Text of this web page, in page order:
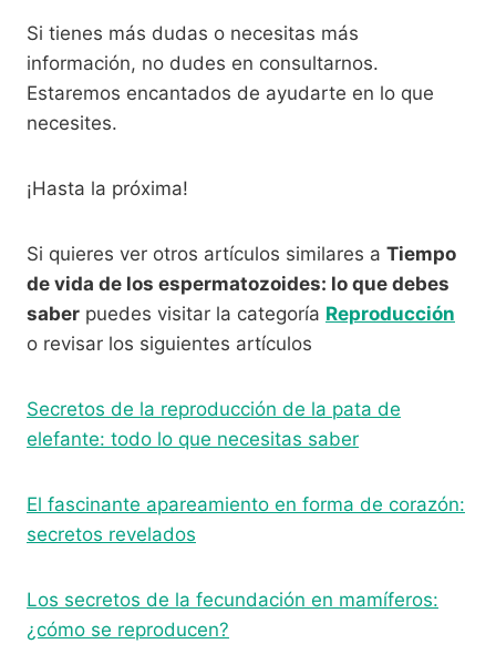
Si tienes más dudas o necesitas más
información, no dudes en consultarnos.
Estaremos encantados de ayudarte en lo que
necesites.
¡Hasta la próxima!
Si quieres ver otros artículos similares a Tiempo
de vida de los espermatozoides: lo que debes
saber puedes visitar la categoría Reproducción
o revisar los siguientes artículos
Secretos de la reproducción de la pata de
elefante: todo lo que necesitas saber
El fascinante apareamiento en forma de corazón:
secretos revelados
Los secretos de la fecundación en mamíferos:
¿cómo se reproducen?